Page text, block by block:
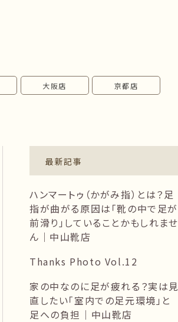
大阪店 京都店
最新記事
ハンマートゥ（かがみ指）とは？足
指が曲がる原因は「靴の中で足が
前滑り」していることかもしれませ
ん｜中山靴店
Thanks Photo Vol.12
家の中なのに足が疲れる？実は見
直したい「室内での足元環境」と
足への負担｜中山靴店